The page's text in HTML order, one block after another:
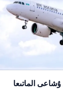
استاناعا ۇشقان Air Astana ۇشاعى الماتىعا